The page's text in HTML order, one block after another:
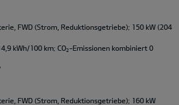
FWD (Strom, Reduktionsgetriebe); 150 kW (204
kWh/100 km; CO2 -Emissionen kombiniert 0
FWD (Strom, Reduktionsgetriebe); 160 kW